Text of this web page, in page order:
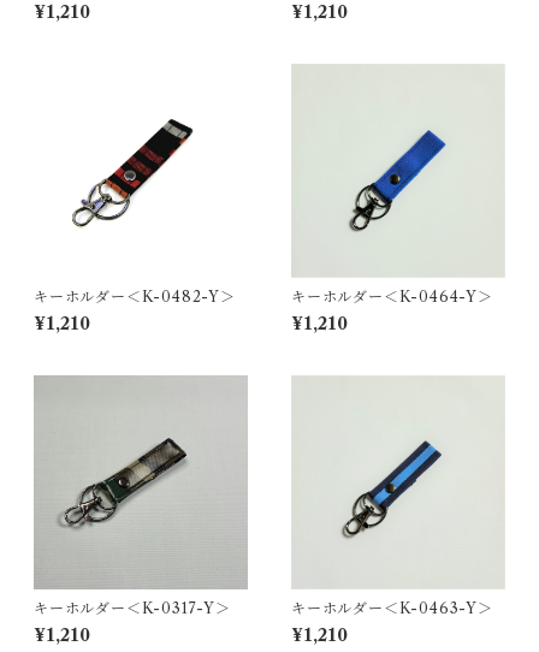
¥1,210 ¥1,210
キーホルダー＜K-0482-Y＞
¥1,210
キーホルダー＜K-0464-Y＞
¥1,210
キーホルダー＜K-0317-Y＞
¥1,210
キーホルダー＜K-0463-Y＞
¥1,210